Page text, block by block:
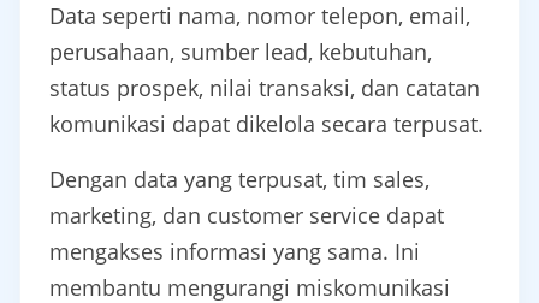
Data seperti nama, nomor telepon, email,
perusahaan, sumber lead, kebutuhan,
status prospek, nilai transaksi, dan catatan
komunikasi dapat dikelola secara terpusat.
Dengan data yang terpusat, tim sales,
marketing, dan customer service dapat
mengakses informasi yang sama. Ini
membantu mengurangi miskomunikasi